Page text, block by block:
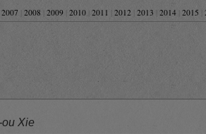
2007 2008 2009 2010 2011 2012 2013 2014 2015
ou Xie